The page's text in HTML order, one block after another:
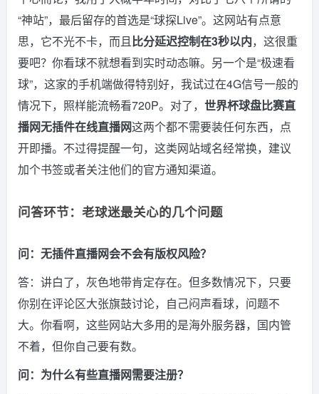
“神站”，最后留存的首选是“球探Live”。这网站有点意
思，它不光不卡，而且比分延迟控制在3秒以内，这很重
要吧？你看球不就想看到实时动态嘛。另一个是“极速看
球”，这家的手机端做得特别好，我试过在4G信号一般的
情况下，照样能流畅看720P。对了， 世界杯球盘比赛直
播网无插件在线直播网这两个都不需要装任何东西，点
开即播。不过得提醒一句，这类网站域名经常换，建议
加个书签或者关注他们的官方通知渠道。
问答环节：老球迷最关心的几个问题
问：无插件直播网会不会有版权风险？
答：讲白了，灰色地带肯定存在。但多数情况下，只要
你别在评论区大张旗鼓讨论，自己闷声看球，问题不
大。你看啊，这些网站大多用的是海外服务器，国内管
不着，但你自己要有数。
问：为什么有些直播网需要注册？